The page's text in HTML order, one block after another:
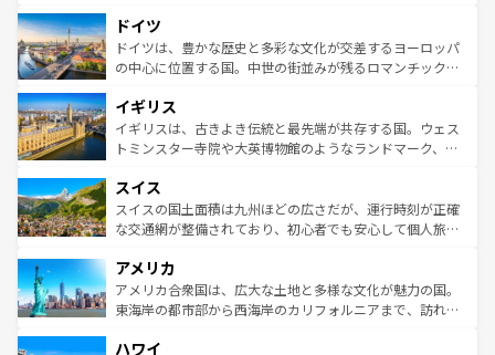
せる。地方によって風土や気候が異なるスペインはその個
性で訪れる人を魅了する。 なお、新着のスペイン情報は コ
ンテンツ一覧を参照してほしい。
で、幅広い魅力が詰まっている。華麗な宮殿、歴史的な大
聖堂、美しいビーチ、そして豊かな自然が、訪れる者を心
から魅了する。また、フランスは美食の国としても知ら
いる。シャンパンの発祥地であるランス、プロヴァンスの
香り高いラベンダー畑など、多彩な楽しみ方が可能だ。さ
らに、パリ以外の地域にも魅力が溢れており、どの街角に
れる地方に足を運ぶとそれぞれで全く異なる文化を体験で
きるだろう。 なお、新着のフランス情報はコンテンツ一覧
を参照してほしい。
ドイツ
ドイツは、豊かな歴史と多彩な文化が交差するヨーロッパ
の中心に位置する国。中世の街並みが残るロマンチック街
顔を持つこの国は、どこを歩いても飽きることがない。ベ
ルリンの文化的活気、バイエルン州のアルプスの絶景、そ
してライン川沿いのワイン畑といった風景は必見。ビール
は、お酒好きな人にはぜひ体験してほしい。 なお、新着の
ドイツ情報はコンテンツ一覧を参照してほしい。
イギリス
イギリスは、古きよき伝統と最先端が共存する国。ウェス
トミンスター寺院や大英博物館のようなランドマーク、歴
リアごとに異なる魅力がある。また、優雅なアフタヌーン
ティー、ビール好きにはたまらない英国パブ、サッカー観
戦など、本場だからこそできる体験も豊富。イギリスを旅
ンツ一覧を参照してほしい。
スイス
スイスの国土面積は九州ほどの広さだが、運行時刻が正確
な交通網が整備されており、初心者でも安心して個人旅行
の建物がそのまま残る町や、スイスならではのユニークな
博物館もあり、アルプス観光だけでなく町歩きも満喫する
ことができる。国民の所得が高いため物価も高いが、旅行
ば市内交通費無料で観光を楽しむこともできる。 なお、新
アメリカ
アメリカ合衆国は、広大な土地と多様な文化が魅力の国。
東海岸の都市部から西海岸のカリフォルニアまで、訪れる
のような巨大都市は、観光、ショッピング、エンターテイ
ハワイ